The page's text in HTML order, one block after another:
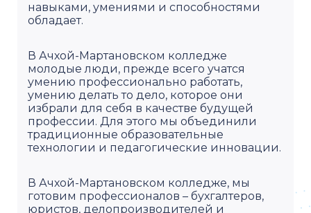
навыками, умениями и способностями
обладает.
В Ачхой-Мартановском колледже
молодые люди, прежде всего учатся
умению профессионально работать,
умению делать то дело, которое они
избрали для себя в качестве будущей
профессии. Для этого мы объединили
традиционные образовательные
технологии и педагогические инновации.
В Ачхой-Мартановском колледже, мы
готовим профессионалов – бухгалтеров,
юристов, делопроизводителей и